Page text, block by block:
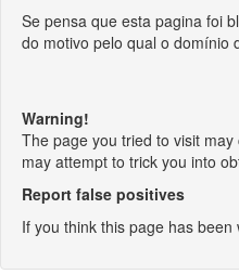
Se pensa que esta pagina foi
do motivo pelo qual o domínio
Warning!
The page you tried to visit
may attempt to trick you into
Report false positives
If you think this page has